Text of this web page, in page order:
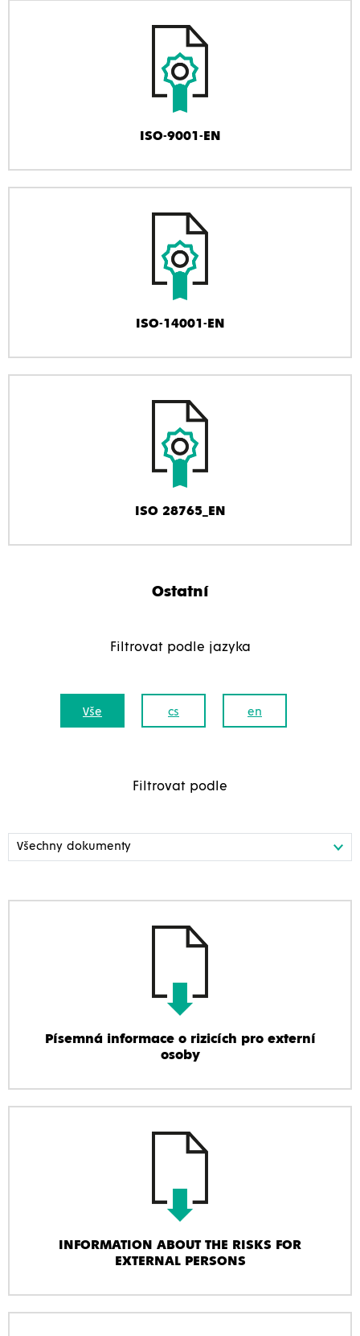
ISO-9001-EN
ISO-14001-EN
ISO 28765_EN
Ostatní
Filtrovat podle jazyka
Vše cs en
Filtrovat podle
Písemná informace o rizicích pro externí
osoby
INFORMATION ABOUT THE RISKS FOR
EXTERNAL PERSONS